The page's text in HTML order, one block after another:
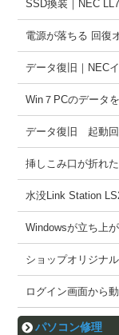
SSD換装｜NEC
電源が落ちる 回復
データ復旧｜NEC
Win７PCのデータ
データ復旧 起動回
挿しこみ口が折れ
水没Link Station
Windowsが立ち上
ショップオリジナ
ログイン画面から
パソコン修理